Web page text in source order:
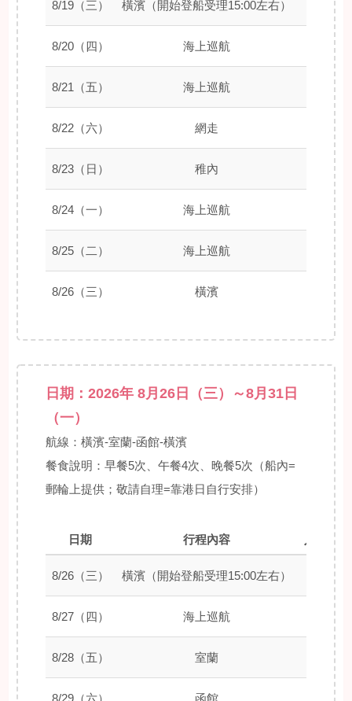
8/19（三） 橫濱（開始登船受理15:00左右）
8/20（四） 海上巡航
8/21（五） 海上巡航
8/22（六） 網走 08:00
8/23（日） 稚內 06:00
8/24（一） 海上巡航
8/25（二） 海上巡航
8/26（三） 橫濱 09:00
日期：2026年 8月26日（三）～8月31日
（一）
航線：橫濱-室蘭-函館-橫濱
餐食說明：早餐5次、午餐4次、晚餐5次（船內=
郵輪上提供；敬請自理=靠港日自行安排）
日期 行程內容 入港時間
8/26（三） 橫濱（開始登船受理15:00左右）
8/27（四） 海上巡航
8/28（五） 室蘭 08:00
8/29（六） 函館 08:00